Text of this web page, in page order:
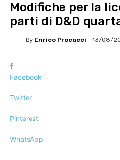
Modifiche per la
parti di D&D
By Enrico Procacci 13/08/
Facebook
Twitter
Pinterest
WhatsApp